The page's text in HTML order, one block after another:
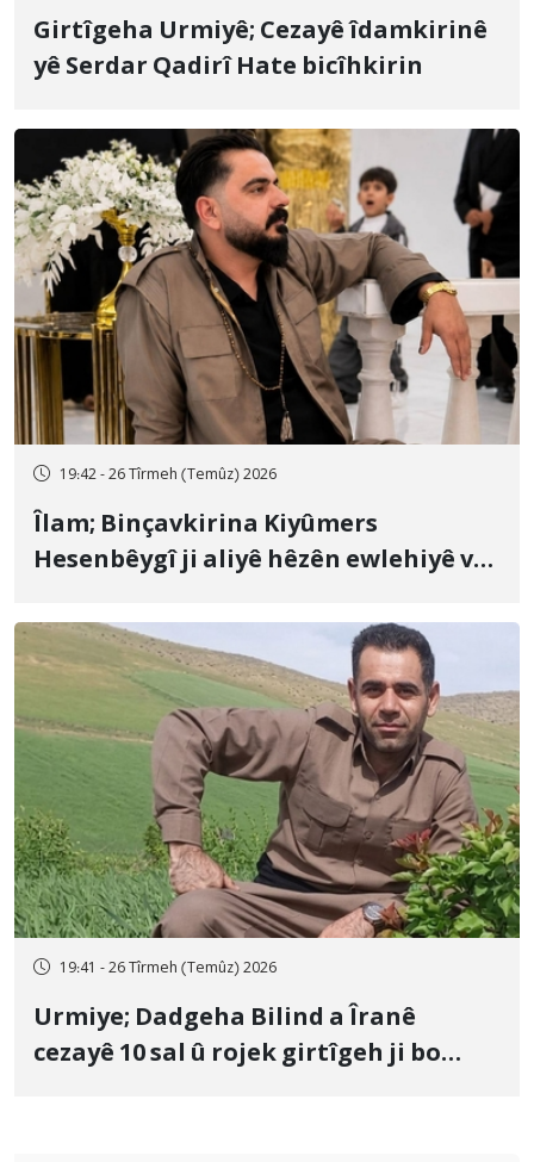
Girtîgeha Urmiyê; Cezayê îdamkirinê
yê Serdar Qadirî Hate bicîhkirin
19:42 - 26 Tîrmeh (Temûz) 2026
Îlam; Binçavkirina Kiyûmers
Hesenbêygî ji aliyê hêzên ewlehiyê ve
19:41 - 26 Tîrmeh (Temûz) 2026
Urmiye; Dadgeha Bilind a Îranê
cezayê 10 sal û rojek girtîgeh ji bo